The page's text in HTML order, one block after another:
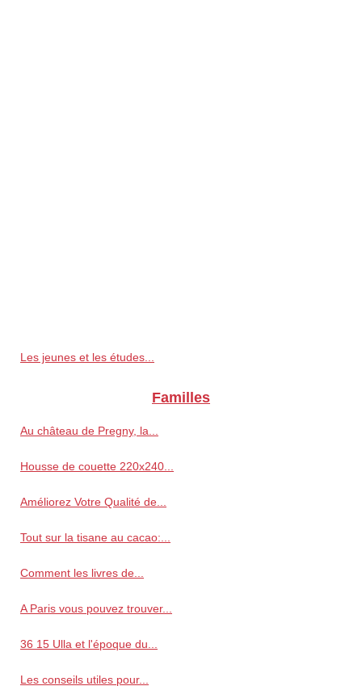
Les jeunes et les études...
Familles
Au château de Pregny, la...
Housse de couette 220x240...
Améliorez Votre Qualité de...
Tout sur la tisane au cacao:...
Comment les livres de...
A Paris vous pouvez trouver...
36 15 Ulla et l'époque du...
Les conseils utiles pour...